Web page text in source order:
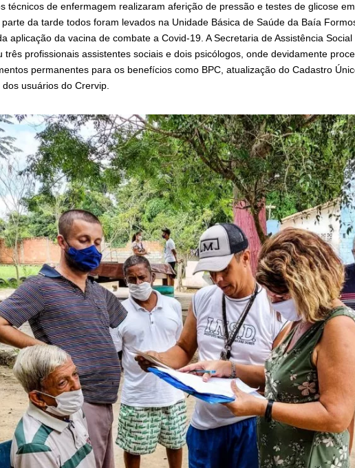
técnicos de enfermagem realizaram aferição de pressão e testes de glicose
da tarde todos foram levados na Unidade Básica de Saúde da Baía
aplicação da vacina de combate a Covid-19. A Secretaria de Assistência Social
três profissionais assistentes sociais e dois psicólogos, onde devidamente
permanentes para os benefícios como BPC, atualização do Cadastro
usuários do Crervip.